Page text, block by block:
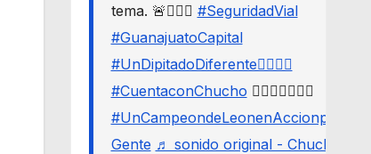
tema. 🚨🙋🏾‍♂️ #SeguridadVial
#GuanajuatoCapital
#UnDipitadoDiferente🙋🏽‍♂️⚖️
#CuentaconChucho 🙋🏾‍♂️✌🏾☝🏾
#UnCampeondeLeonenAccionporLa
Gente ♬ sonido original - Chucho